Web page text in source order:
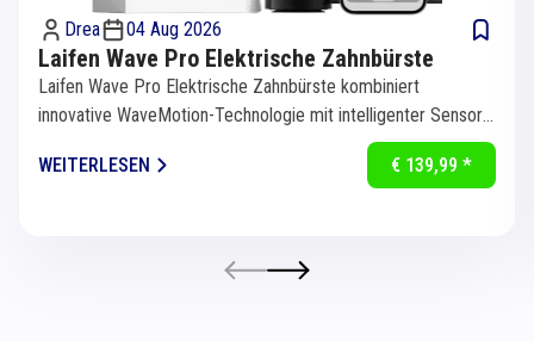
Drea 04 Aug 2026
Laifen Wave Pro Elektrische Zahnbürste
Laifen Wave Pro Elektrische Zahnbürste kombiniert
innovative WaveMotion-Technologie mit intelligenter Sensorik
WEITERLESEN
€ 139,99 *